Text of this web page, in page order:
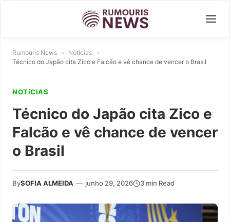
Rumouris News » Notícias »
Técnico do Japão cita Zico e Falcão e vê chance de vencer o Brasil
NOTíCIAS
Técnico do Japão cita Zico e
Falcão e vê chance de vencer
o Brasil
BySOFIA ALMEIDA — junho 29, 2026 3 min Read